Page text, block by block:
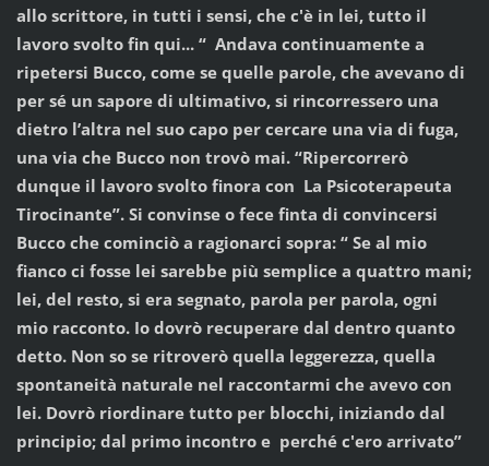
allo scrittore, in tutti i sensi, che c'è in lei, tutto il
lavoro svolto fin qui... “ Andava continuamente a
ripetersi Bucco, come se quelle parole, che avevano di
per sé un sapore di ultimativo, si rincorressero una
dietro l’altra nel suo capo per cercare una via di fuga,
una via che Bucco non trovò mai. “Ripercorrerò
dunque il lavoro svolto finora con La Psicoterapeuta
Tirocinante”. Si convinse o fece finta di convincersi
Bucco che cominciò a ragionarci sopra: “ Se al mio
fianco ci fosse lei sarebbe più semplice a quattro mani;
lei, del resto, si era segnato, parola per parola, ogni
mio racconto. Io dovrò recuperare dal dentro quanto
detto. Non so se ritroverò quella leggerezza, quella
spontaneità naturale nel raccontarmi che avevo con
lei. Dovrò riordinare tutto per blocchi, iniziando dal
principio; dal primo incontro e perché c'ero arrivato”